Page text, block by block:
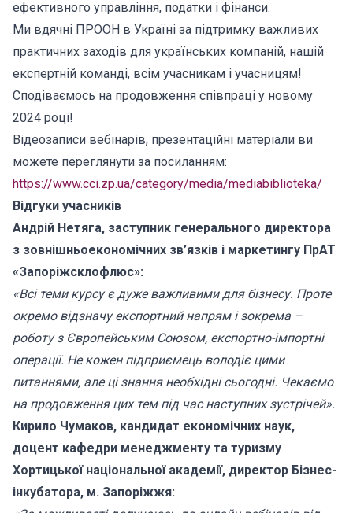
ефективного управління, податки і фінанси.
Ми вдячні ПРООН в Україні за підтримку важливих
практичних заходів для українських компаній, нашій
експертній команді, всім учасникам і учасницям!
Сподіваємось на продовження співпраці у новому
2024 році!
Відеозаписи вебінарів, презентаційні матеріали ви
можете переглянути за посиланням:
https://www.cci.zp.ua/category/media/mediabiblioteka/
Відгуки учасників
Андрій Нетяга, заступник генерального директора
з зовнішньоекономічних зв’язків і маркетингу ПрАТ
«Запоріжсклофлюс»:
«Всі теми курсу є дуже важливими для бізнесу. Проте
окремо відзначу експортний напрям і зокрема –
роботу з Європейським Союзом, експортно-імпортні
операції. Не кожен підприємець володіє цими
питаннями, але ці знання необхідні сьогодні. Чекаємо
на продовження цих тем під час наступних зустрічей».
Кирило Чумаков, кандидат економічних наук,
доцент кафедри менеджменту та туризму
Хортицької національної академії, директор Бізнес-
інкубатора, м. Запоріжжя: